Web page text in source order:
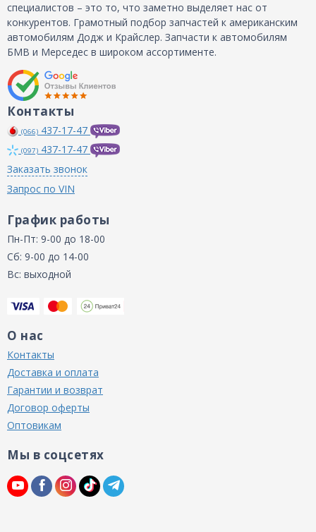
специалистов – это то, что заметно выделяет нас от
конкурентов. Грамотный подбор запчастей к американским
автомобилям Додж и Крайслер. Запчасти к автомобилям
БМВ и Мерседес в широком ассортименте.
Контакты
(066) 437-17-47
(097) 437-17-47
Заказать звонок
Запрос по VIN
График работы
Пн-Пт: 9-00 до 18-00
Сб: 9-00 до 14-00
Вс: выходной
О нас
Контакты
Доставка и оплата
Гарантии и возврат
Договор оферты
Оптовикам
Мы в соцсетях